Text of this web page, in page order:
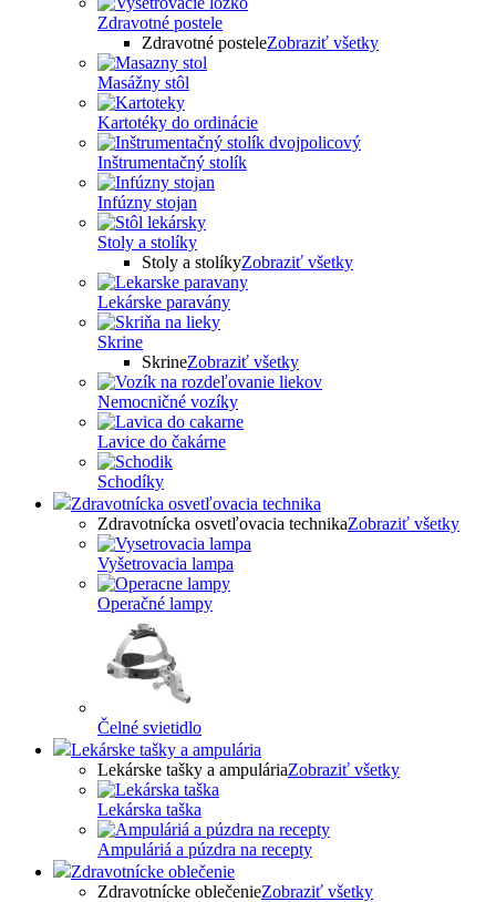
Zdravotné postele
Zdravotné posteleZobraziť všetky
Masážny stôl
Kartotéky do ordinácie
Inštrumentačný stolík
Infúzny stojan
Stoly a stolíky
Stoly a stolíkyZobraziť všetky
Lekárske paravány
Skrine
SkrineZobraziť všetky
Nemocničné vozíky
Lavice do čakárne
Schodíky
Zdravotnícka osvetľovacia technika
Zdravotnícka osvetľovacia technikaZobraziť všetky
Vyšetrovacia lampa
Operačné lampy
Čelné svietidlo
Lekárske tašky a ampulária
Lekárske tašky a ampuláriaZobraziť všetky
Lekárska taška
Ampuláriá a púzdra na recepty
Zdravotnícke oblečenie
Zdravotnícke oblečenieZobraziť všetky